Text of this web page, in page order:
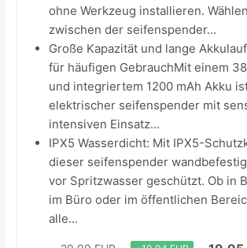
ohne Werkzeug installieren.
zwischen der seifenspender...
Große Kapazität und lange
für häufigen GebrauchMit einem
und integriertem 1200 mAh Akku
elektrischer seifenspender mit
intensiven Einsatz...
IPX5 Wasserdicht: Mit IPX5-
dieser seifenspender
vor Spritzwasser geschützt. Ob in
im Büro oder im öffentlichen
alle...